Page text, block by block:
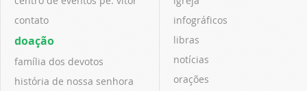
contato
doação
família dos devotos
história de nossa senhora
infográficos
libras
notícias
orações